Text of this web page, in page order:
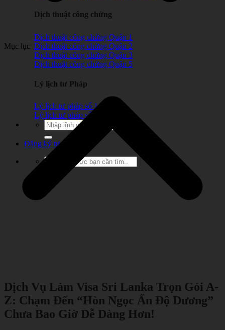
Dịch thuật công chứng
Dịch thuật công chứng Quận 1
Dịch thuật công chứng Quận 2
Dịch thuật công chứng Quận 3
Dịch thuật công chứng Quận 5
Lý lịch tư Pháp
Lý lịch tư pháp số 1
Lý lịch tư pháp số 2
Đăng ký tư vấn
Mục lục
Dịch Vụ Làm Visa Sri Lanka Trọn Gói A-
Z: Chạm Đến “Hòn Ngọc Ấn Độ Dương”
Chưa Bao Giờ Dễ Dàng Hơn!